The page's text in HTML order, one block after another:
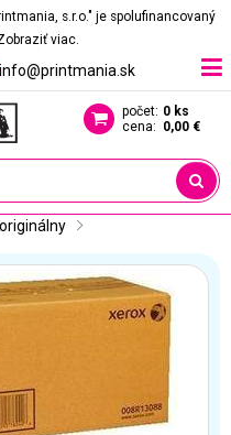
s.r.o." je spolufinancovaný
viac.
info@printmania.sk
počet: 0 ks
cena: 0,00 €